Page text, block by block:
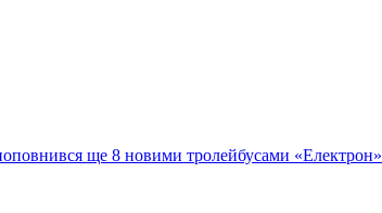
ще 8 новими тролейбусами «Електрон»